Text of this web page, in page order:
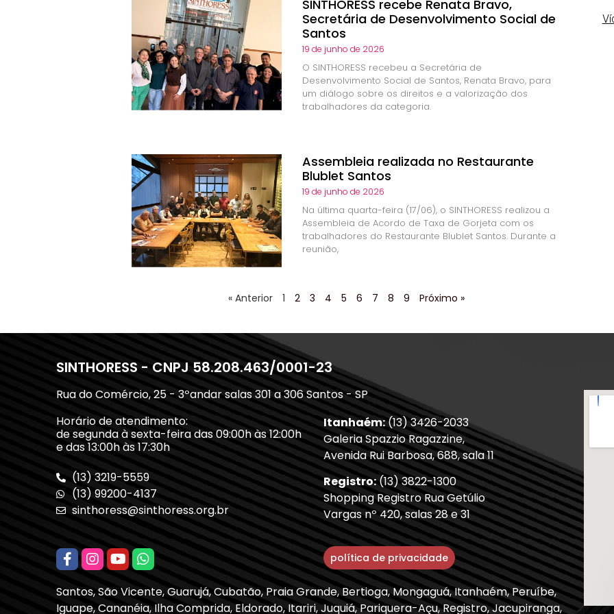
SINTHORESS recebe Renata Bravo,
Secretária de Desenvolvimento Social de
Santos
19 de junho de 2026
O SINTHORESS recebeu a Secretária de
Desenvolvimento Social de Santos, Renata Bravo, para
um diálogo sobre os direitos e a valorização dos
trabalhadores da categoria.
Assembleia realizada no Restaurante
Blublet Santos
19 de junho de 2026
Na última quarta-feira (17/06), o SINTHORESS realizou a
Assembleia de Acordo de Taxa de Gorjeta com os
trabalhadores do Restaurante Blublet Santos. Durante a
reunião,
« Anterior 1 2 3 4 5 6 7 8 9 Próximo »
SINTHORESS - CNPJ 58.208.463/0001-23
Rua do Comércio, 25 - 3ºandar salas 301 a 306 Santos - SP
Horário de atendimento:
de segunda à sexta-feira das 09:00h às 12:00h
e das 13:00h às 17:30h
(13) 3219-5559
(13) 99200-4137
sinthoress@sinthoress.org.br
Itanhaém:(13) 3426-2033
Galeria Spazzio Ragazzine,
Avenida Rui Barbosa, 688, sala 11
Registro:(13) 3822-1300
Shopping Registro Rua Getúlio
Vargas nº 420, salas 28 e 31
política de privacidade
Santos, São Vicente, Guarujá, Cubatão, Praia Grande, Bertioga, Mongaguá, Itanhaém, Peruíbe,
Iguape, Cananéia, Ilha Comprida, Eldorado, Itariri, Juquiá, Pariquera-Açu, Registro, Jacupiranga,